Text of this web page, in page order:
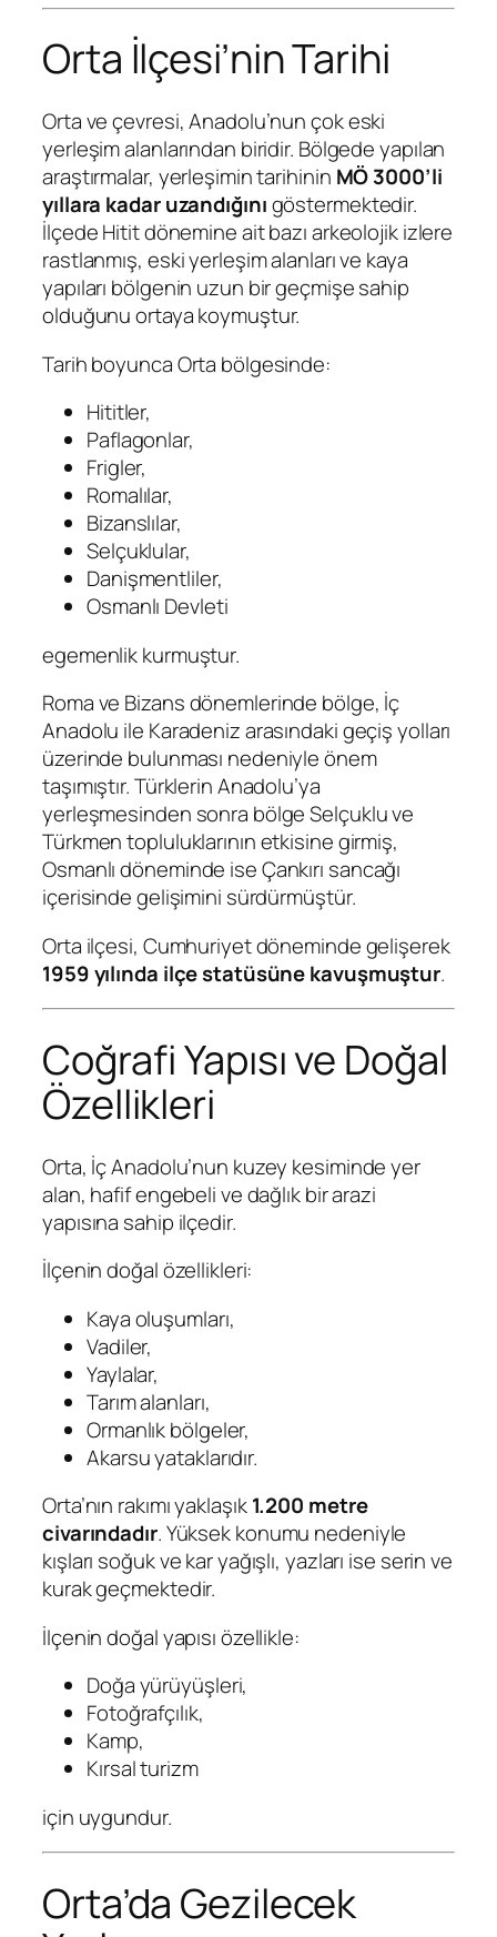
Orta İlçesi’nin Tarihi
Orta ve çevresi, Anadolu’nun çok eski
yerleşim alanlarından biridir. Bölgede yapılan
araştırmalar, yerleşimin tarihinin MÖ 3000’li
yıllara kadar uzandığınıgöstermektedir.
İlçede Hitit dönemine ait bazı arkeolojik izlere
rastlanmış, eski yerleşim alanları ve kaya
yapıları bölgenin uzun bir geçmişe sahip
olduğunu ortaya koymuştur.
Tarih boyunca Orta bölgesinde:
Hititler,
Paflagonlar,
Frigler,
Romalılar,
Bizanslılar,
Selçuklular,
Danişmentliler,
Osmanlı Devleti
egemenlik kurmuştur.
Roma ve Bizans dönemlerinde bölge, İç
Anadolu ile Karadeniz arasındaki geçiş yolları
üzerinde bulunması nedeniyle önem
taşımıştır. Türklerin Anadolu’ya
yerleşmesinden sonra bölge Selçuklu ve
Türkmen topluluklarının etkisine girmiş,
Osmanlı döneminde ise Çankırı sancağı
içerisinde gelişimini sürdürmüştür.
Orta ilçesi, Cumhuriyet döneminde gelişerek
1959 yılında ilçe statüsüne kavuşmuştur.
Coğrafi Yapısı ve Doğal
Özellikleri
Orta, İç Anadolu’nun kuzey kesiminde yer
alan, hafif engebeli ve dağlık bir arazi
yapısına sahip ilçedir.
İlçenin doğal özellikleri:
Kaya oluşumları,
Vadiler,
Yaylalar,
Tarım alanları,
Ormanlık bölgeler,
Akarsu yataklarıdır.
Orta’nın rakımı yaklaşık1.200 metre
civarındadır. Yüksek konumu nedeniyle
kışları soğuk ve kar yağışlı, yazları ise serin ve
kurak geçmektedir.
İlçenin doğal yapısı özellikle:
Doğa yürüyüşleri,
Fotoğrafçılık,
Kamp,
Kırsal turizm
için uygundur.
Orta’da Gezilecek